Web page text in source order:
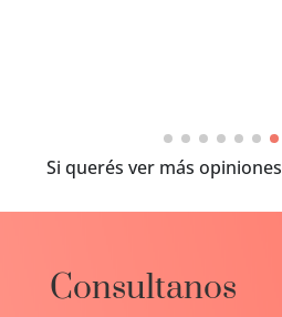
Si querés ver más opiniones
Consultanos